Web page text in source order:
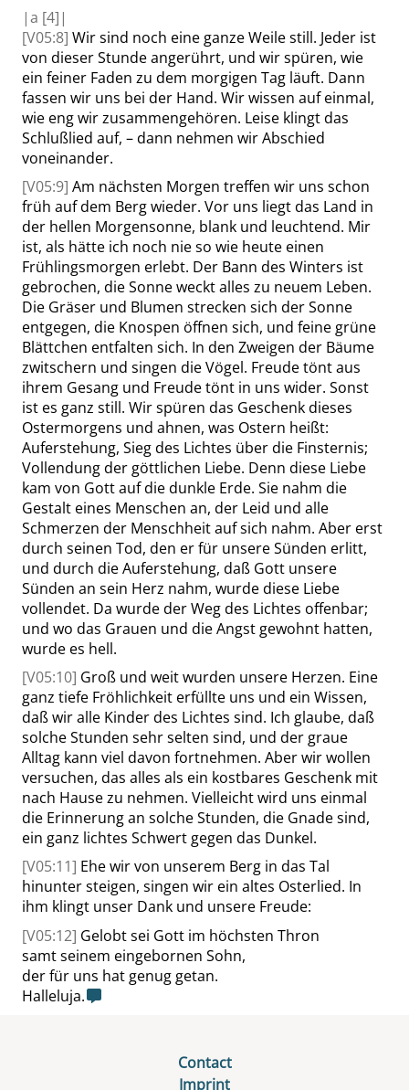
|a [4]|
[V05:8] Wir sind noch eine ganze Weile still. Jeder ist
von dieser Stunde angerührt, und wir spüren, wie
ein feiner Faden zu dem morgigen Tag läuft. Dann
fassen wir uns bei der Hand. Wir wissen auf einmal,
wie eng wir zusammengehören. Leise klingt das
Schlußlied auf, – dann nehmen wir Abschied
voneinander.
[V05:9] Am nächsten Morgen treffen wir uns schon
früh auf dem Berg wieder. Vor uns liegt das Land in
der hellen Morgensonne, blank und leuchtend. Mir
ist, als hätte ich noch nie so wie heute einen
Frühlingsmorgen erlebt. Der Bann des Winters ist
gebrochen, die Sonne weckt alles zu neuem Leben.
Die Gräser und Blumen strecken sich der Sonne
entgegen, die Knospen öffnen sich, und feine grüne
Blättchen entfalten sich. In den Zweigen der Bäume
zwitschern und singen die Vögel. Freude tönt aus
ihrem Gesang und Freude tönt in uns wider. Sonst
ist es ganz still. Wir spüren das Geschenk dieses
Ostermorgens und ahnen, was Ostern heißt:
Auferstehung, Sieg des Lichtes über die Finsternis;
Vollendung der göttlichen Liebe. Denn diese Liebe
kam von Gott auf die dunkle Erde. Sie nahm die
Gestalt eines Menschen an, der Leid und alle
Schmerzen der Menschheit auf sich nahm. Aber erst
durch seinen Tod, den er für unsere Sünden erlitt,
und durch die Auferstehung, daß Gott unsere
Sünden an sein Herz nahm, wurde diese Liebe
vollendet. Da wurde der Weg des Lichtes offenbar;
und wo das Grauen und die Angst gewohnt hatten,
wurde es hell.
[V05:10] Groß und weit wurden unsere Herzen. Eine
ganz tiefe Fröhlichkeit erfüllte uns und ein Wissen,
daß wir alle Kinder des Lichtes sind. Ich glaube, daß
solche Stunden sehr selten sind, und der graue
Alltag kann viel davon fortnehmen. Aber wir wollen
versuchen, das alles als ein kostbares Geschenk mit
nach Hause zu nehmen. Vielleicht wird uns einmal
die Erinnerung an solche Stunden, die Gnade sind,
ein ganz lichtes Schwert gegen das Dunkel.
[V05:11] Ehe wir von unserem Berg in das Tal
hinunter steigen, singen wir ein altes Osterlied. In
ihm klingt unser Dank und unsere Freude:
[V05:12] Gelobt sei Gott im höchsten Thron
samt seinem eingebornen Sohn,
der für uns hat genug getan.
Halleluja.
Contact
Imprint